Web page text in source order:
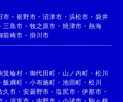
市 ・裾野市 ・沼津市 ・ 浜松市 ・ 袋井
・ 三島市 ・ 牧之原市 ・ 焼津市 ・ 熱海
前崎市 ・ 掛川市
箕輪村 ・ 御代田町 ・ 山ノ内町 ・ 松川
・飯綱町 ・ 小布施町 ・ 池田町 ・ 松川
久市 ・ 安曇野市 ・ 塩尻市 ・伊那市 ・